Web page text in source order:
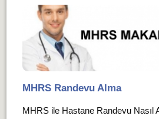
MHRS Randevu Alma
MHRS ile Hastane Randevu Nasıl